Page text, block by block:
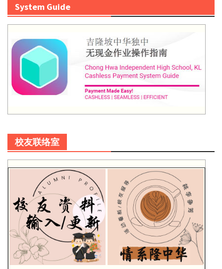
System Guide
校友联络室